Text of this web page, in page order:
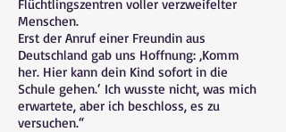
Flüchtlingszentren voller verzweifelter
Menschen.
Erst der Anruf einer Freundin aus
Deutschland gab uns Hoffnung: ‚Komm
her. Hier kann dein Kind sofort in die
Schule gehen.‘ Ich wusste nicht, was mich
erwartete, aber ich beschloss, es zu
versuchen.“